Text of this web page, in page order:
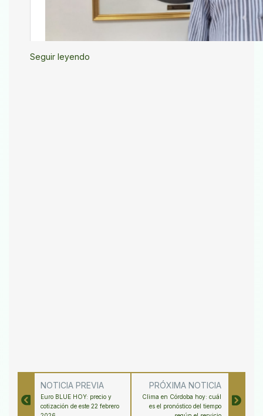
Seguir leyendo
NOTICIA PREVIA
Euro BLUE HOY: precio y
cotización de este 22 febrero
PRÓXIMA NOTICIA
Clima en Córdoba hoy: cuál
es el pronóstico del tiempo